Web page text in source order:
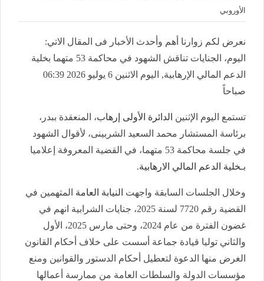
الأوروبي
نعرض لكم زوارنا أهم وأحدث الأخبار فى المقال الاتي:
اليوم، الجنايات تناقش الشهود في محاكمة 53 متهما بخلية
الدعم المالي الإرهابية, اليوم الاثنين 6 يوليو 2026 06:39
صباحاً
تستمع اليوم الإثنين الدائرة الأولى إرهاب، المنعقدة ببدر،
برئاسة المستشار محمد السعيد الشربينى، لأقوال الشهود
في جلسة محاكمة 53 متهما، في القضية المعروفة إعلاميا
بـخلية الدعم المالي الارهابية.
وخلال الجلسات السابقة واجهت النيابة العامة المتهمين في
القضية رقم 7720 لسنة 2025، جنايات الشرابية انهم في
غضون الفترة من عام 2024، وحتى مارس 2025، الأول
والثاني توليا قيادة جماعة أسست على خلاف أحكام القانون
الغرض منها الدعوة لتعطيل أحكام الدستور والقوانين ومنع
مؤسسات الدولة والسلطات العامة من ممارسة أعمالها